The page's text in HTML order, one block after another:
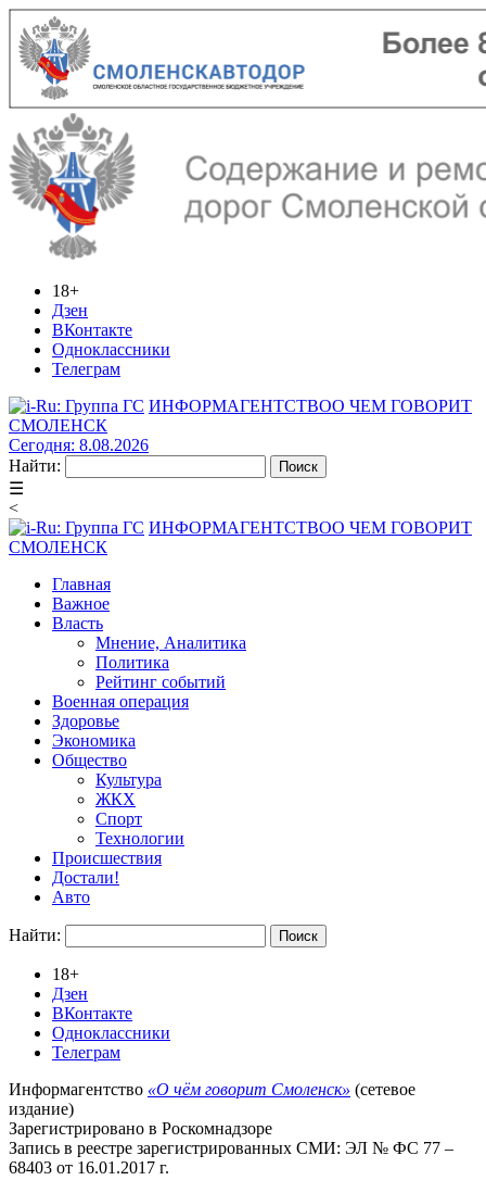
18+
Дзен
ВКонтакте
Одноклассники
Телеграм
ИНФОРМАГЕНТСТВОО ЧЕМ ГОВОРИТ
СМОЛЕНСК
Сегодня: 8.08.2026
Найти:
☰
<
ИНФОРМАГЕНТСТВОО ЧЕМ ГОВОРИТ
СМОЛЕНСК
Главная
Важное
Власть
Мнение, Аналитика
Политика
Рейтинг событий
Военная операция
Здоровье
Экономика
Общество
Культура
ЖКХ
Спорт
Технологии
Происшествия
Достали!
Авто
Найти:
18+
Дзен
ВКонтакте
Одноклассники
Телеграм
Информагентство «О чём говорит Смоленск» (сетевое
издание)
Зарегистрировано в Роскомнадзоре
Запись в реестре зарегистрированных СМИ: ЭЛ № ФС 77 –
68403 от 16.01.2017 г.